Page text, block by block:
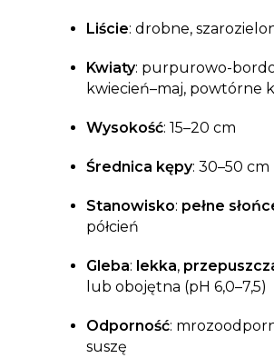
Liście: drobne,
Kwiaty: purpurowo-
kwiecień–maj, powtórne
Wysokość: 15–20 cm
Średnica kępy: 30–50 cm
Stanowisko: pełne
półcień
Gleba: lekka,
lub obojętna (pH 6,0–7,5)
Odporność:
suszę